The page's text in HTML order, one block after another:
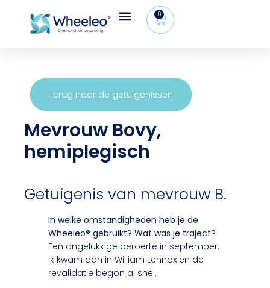
0
Terug naar de getuigenissen
Mevrouw Bovy,
hemiplegisch
Getuigenis van mevrouw B.
In welke omstandigheden heb je de
Wheeleo® gebruikt? Wat was je traject?
Een ongelukkige beroerte in september,
ik kwam aan in William Lennox en de
revalidatie begon al snel.